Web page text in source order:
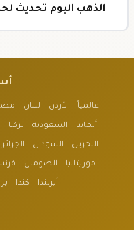
الذهب اليوم تحديث
عالمياً الأردن لبنان
ألمانيا السعودية تركيا
البحرين السودان الجزائر
موريتانيا الصومال
أيرلندا كندا